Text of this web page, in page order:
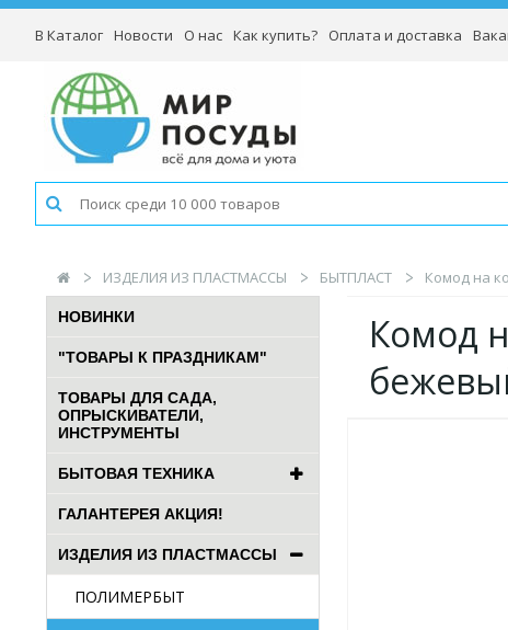
В Каталог Новости О нас Как купить? Оплата и доставка
ИЗДЕЛИЯ ИЗ ПЛАСТМАССЫ БЫТПЛАСТ Комод на
НОВИНКИ
"ТОВАРЫ К ПРАЗДНИКАМ"
ТОВАРЫ ДЛЯ САДА,
ОПРЫСКИВАТЕЛИ,
ИНСТРУМЕНТЫ
БЫТОВАЯ ТЕХНИКА
ГАЛАНТЕРЕЯ АКЦИЯ!
ИЗДЕЛИЯ ИЗ ПЛАСТМАССЫ
ПОЛИМЕРБЫТ
Комод